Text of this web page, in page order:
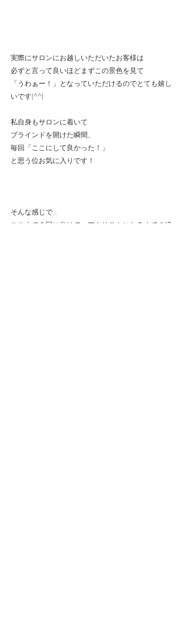
実際にサロンにお越しいただいたお客様は
必ずと言って良いほどまずこの景色を見て
「うわぁー！」となっていただけるのでとても嬉し
いです(^^)
私自身もサロンに着いて
ブラインドを開けた瞬間、
毎回「ここにして良かった！」
と思う位お気に入りです！
そんな感じで..
ここまで３回に分けて、アナリストになるまでの経